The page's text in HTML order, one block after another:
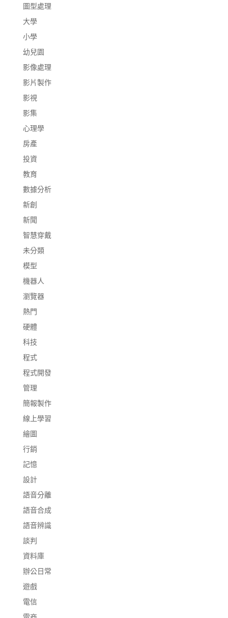
圖型處理
大學
小學
幼兒園
影像處理
影片製作
影視
影集
心理學
房產
投資
教育
數據分析
新創
新聞
智慧穿戴
未分類
模型
機器人
瀏覽器
熱門
硬體
科技
程式
程式開發
管理
簡報製作
線上學習
繪圖
行銷
記憶
設計
語音分離
語音合成
語音辨識
談判
資料庫
辦公日常
遊戲
電信